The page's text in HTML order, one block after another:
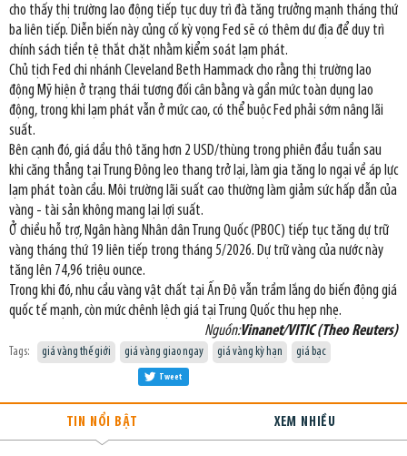
cho thấy thị trường lao động tiếp tục duy trì đà tăng trưởng mạnh tháng thứ
ba liên tiếp. Diễn biến này củng cố kỳ vọng Fed sẽ có thêm dư địa để duy trì
chính sách tiền tệ thắt chặt nhằm kiểm soát lạm phát.
Chủ tịch Fed chi nhánh Cleveland Beth Hammack cho rằng thị trường lao
động Mỹ hiện ở trạng thái tương đối cân bằng và gần mức toàn dụng lao
động, trong khi lạm phát vẫn ở mức cao, có thể buộc Fed phải sớm nâng lãi
suất.
Bên cạnh đó, giá dầu thô tăng hơn 2 USD/thùng trong phiên đầu tuần sau
khi căng thẳng tại Trung Đông leo thang trở lại, làm gia tăng lo ngại về áp lực
lạm phát toàn cầu. Môi trường lãi suất cao thường làm giảm sức hấp dẫn của
vàng - tài sản không mang lại lợi suất.
Ở chiều hỗ trợ, Ngân hàng Nhân dân Trung Quốc (PBOC) tiếp tục tăng dự trữ
vàng tháng thứ 19 liên tiếp trong tháng 5/2026. Dự trữ vàng của nước này
tăng lên 74,96 triệu ounce.
Trong khi đó, nhu cầu vàng vật chất tại Ấn Độ vẫn trầm lắng do biến động giá
quốc tế mạnh, còn mức chênh lệch giá tại Trung Quốc thu hẹp nhẹ.
Nguồn:Vinanet/VITIC (Theo Reuters)
Tags: giá vàng thế giới giá vàng giao ngay giá vàng kỳ hạn giá bạc
Tweet
TIN NỔI BẬT XEM NHIỀU